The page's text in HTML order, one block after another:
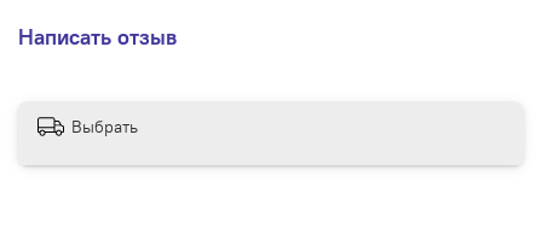
Написать отзыв
Выбрать